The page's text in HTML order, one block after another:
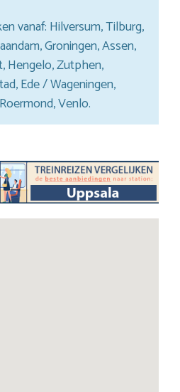
vanaf: Hilversum, Tilburg,
Groningen, Assen,
Hengelo, Zutphen,
Ede / Wageningen,
Venlo.